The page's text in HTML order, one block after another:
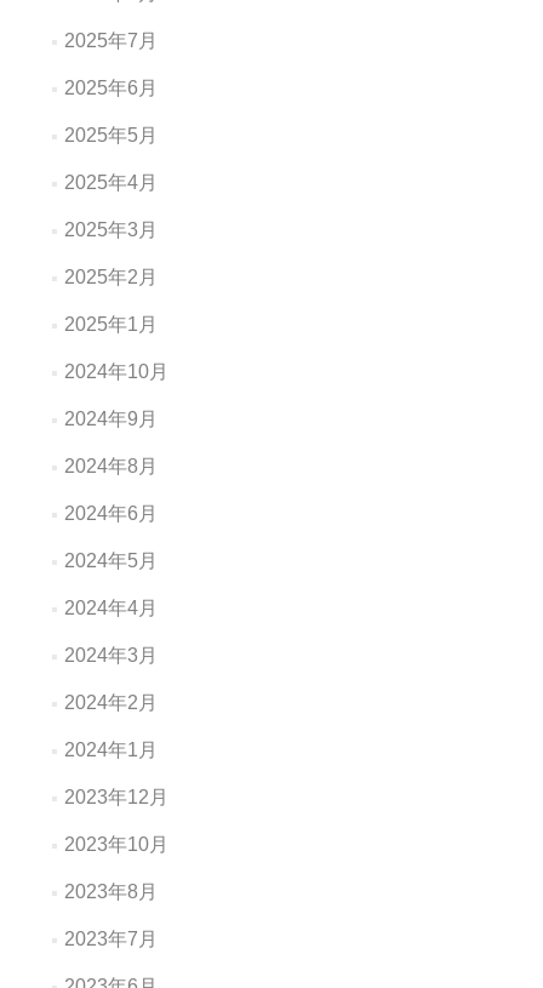
2025年7月
2025年6月
2025年5月
2025年4月
2025年3月
2025年2月
2025年1月
2024年10月
2024年9月
2024年8月
2024年6月
2024年5月
2024年4月
2024年3月
2024年2月
2024年1月
2023年12月
2023年10月
2023年8月
2023年7月